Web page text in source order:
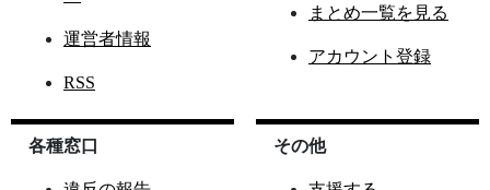
運営者情報
RSS
まとめ一覧を見る
アカウント登録
各種窓口 その他